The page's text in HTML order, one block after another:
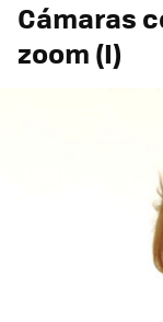
Cámaras
zoom (I)